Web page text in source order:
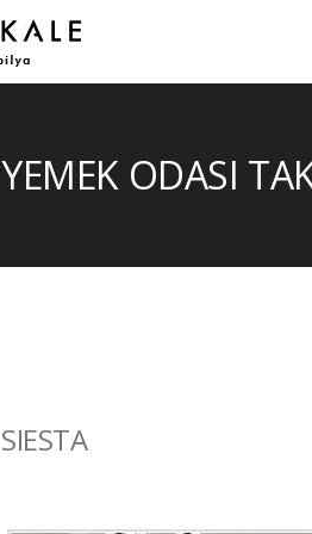
YEMEK ODASI
SIESTA